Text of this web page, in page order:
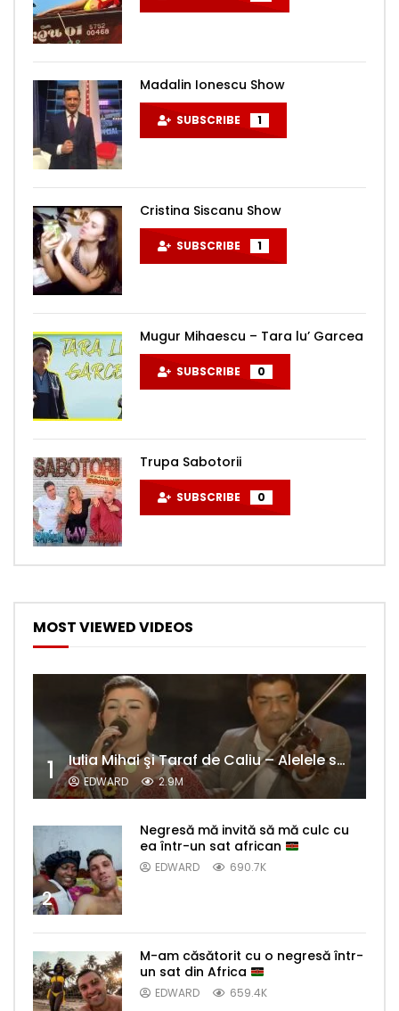
Madalin Ionescu Show
SUBSCRIBE 1
Cristina Siscanu Show
SUBSCRIBE 1
Mugur Mihaescu – Tara lu’ Garcea
SUBSCRIBE 0
Trupa Sabotorii
SUBSCRIBE 0
MOST VIEWED VIDEOS
1 Iulia Mihai şi Taraf de Caliu – Alelele sălcioară (@#VedetaPopulară)
EDWARD 2.9M
2
Negresă mă invită să mă culc cu
ea într-un sat african
EDWARD 690.7K
M-am căsătorit cu o negresă într-
un sat din Africa
EDWARD 659.4K